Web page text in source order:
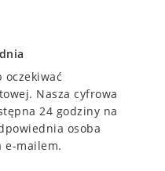
oczekiwać
Nasza cyfrowa
24 godziny na
osoba
e-mailem.